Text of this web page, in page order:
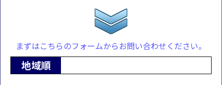
まずはこちらのフォームからお問い合わせください。
地域順